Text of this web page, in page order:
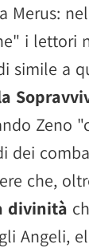
Merus:
i lettori
simile a
Zeno
dei
che,
divinità
Angeli,